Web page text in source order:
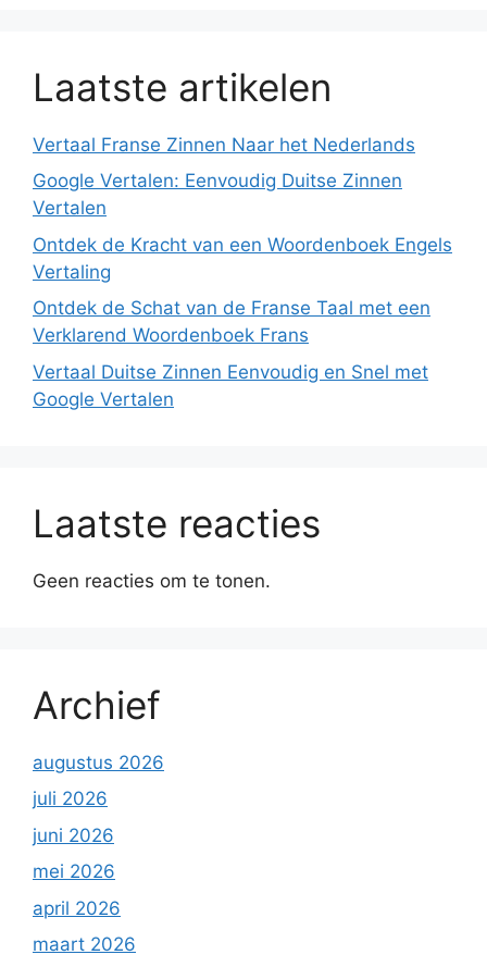
Laatste artikelen
Vertaal Franse Zinnen Naar het Nederlands
Google Vertalen: Eenvoudig Duitse Zinnen
Vertalen
Ontdek de Kracht van een Woordenboek Engels
Vertaling
Ontdek de Schat van de Franse Taal met een
Verklarend Woordenboek Frans
Vertaal Duitse Zinnen Eenvoudig en Snel met
Google Vertalen
Laatste reacties
Geen reacties om te tonen.
Archief
augustus 2026
juli 2026
juni 2026
mei 2026
april 2026
maart 2026